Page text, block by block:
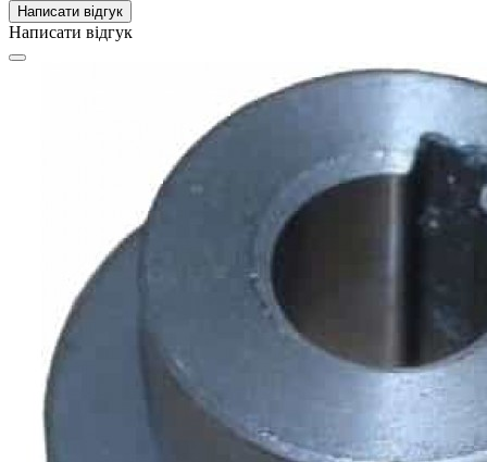
Написати відгук
Написати відгук